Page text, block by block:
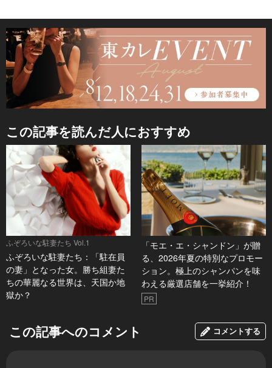
この記事を読んだ人におすすめ
ふぞろいな駐妻たち Vol.1
ふぞろいな駐妻たち：「駐在員
の妻」となった女。勝ち組妻た
ちの華麗なる世界は、天国か地
獄か？
「モエ・エ・シャンドン」が贈
る、2026年夏の特別なプロモー
ション。極上のシャンパンを味
わえる厳選店舗を一挙紹介！
PR
この記事へのコメント コメントする